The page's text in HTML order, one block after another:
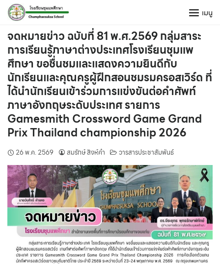
Skip
content
เมนู
จดหมายข่าว ฉบับที่ 81 พ.ศ.2569 กลุ่มสาระ
การเรียนรู้ภาษาต่างประเทศโรงเรียนชุมแพ
ศึกษา ขอชื่นชมและแสดงความยินดีกับ
นักเรียนและคุณครูผู้ฝึกสอนชมรมครอสเวิร์ด ที่
ได้นำนักเรียนเข้าร่วมการแข่งขันต่อคำศัพท์
ภาษาอังกฤษระดับประเทศ รายการ
Gamesmith Crossword Game Grand
Prix Thailand championship 2026
26 พ.ค. 2569 สมรักษ์ สิงห์คำ วารสารประชาสัมพันธ์